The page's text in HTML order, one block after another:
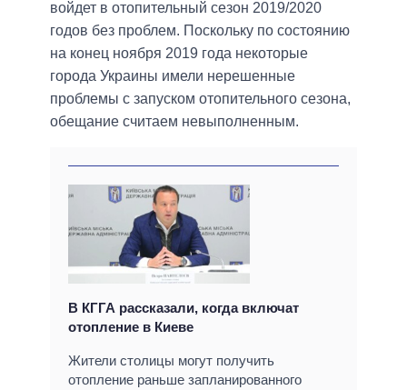
войдет в отопительный сезон 2019/2020
годов без проблем. Поскольку по состоянию
на конец ноября 2019 года некоторые
города Украины имели нерешенные
проблемы с запуском отопительного сезона,
обещание считаем невыполненным.
В КГГА рассказали, когда включат
отопление в Киеве
Жители столицы могут получить
отопление раньше запланированного